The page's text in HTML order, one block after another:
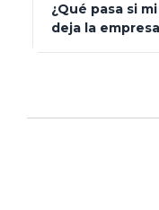
libres de
¿Qué pasa si
deja la